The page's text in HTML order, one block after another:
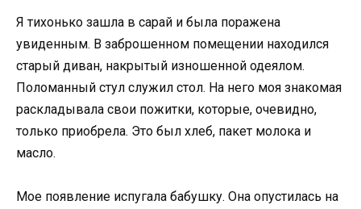
Я тихонько зашла в сарай и была поражена
увиденным. В заброшенном помещении находился
старый диван, накрытый изношенной одеялом.
Поломанный стул служил стол. На него моя знакомая
раскладывала свои пожитки, которые, очевидно,
только приобрела. Это был хлеб, пакет молока и
масло.
Мое появление испугала бабушку. Она опустилась на